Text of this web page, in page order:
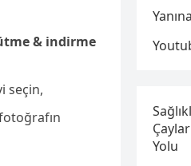
& indirme
seçin,
Yolu